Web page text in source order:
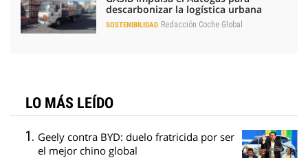
descarbonizar la logística urbana
SOSTENIBILIDAD Redacción Coche Global
LO MÁS LEÍDO
Geely contra BYD: duelo fratricida por ser
el mejor chino global